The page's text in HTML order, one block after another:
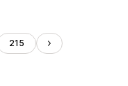
215